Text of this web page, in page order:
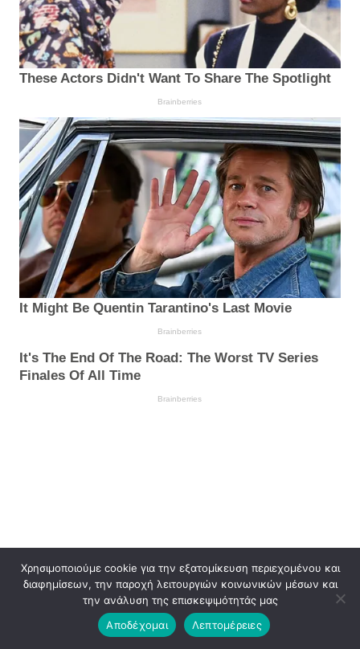
Χρησιμοποιούμε cookie για την εξατομίκευση περιεχομένου και
διαφημίσεων, την παροχή λειτουργιών κοινωνικών μέσων και
την ανάλυση της επισκεψιμότητάς μας
Αποδέχομαι
Λεπτομέρειες